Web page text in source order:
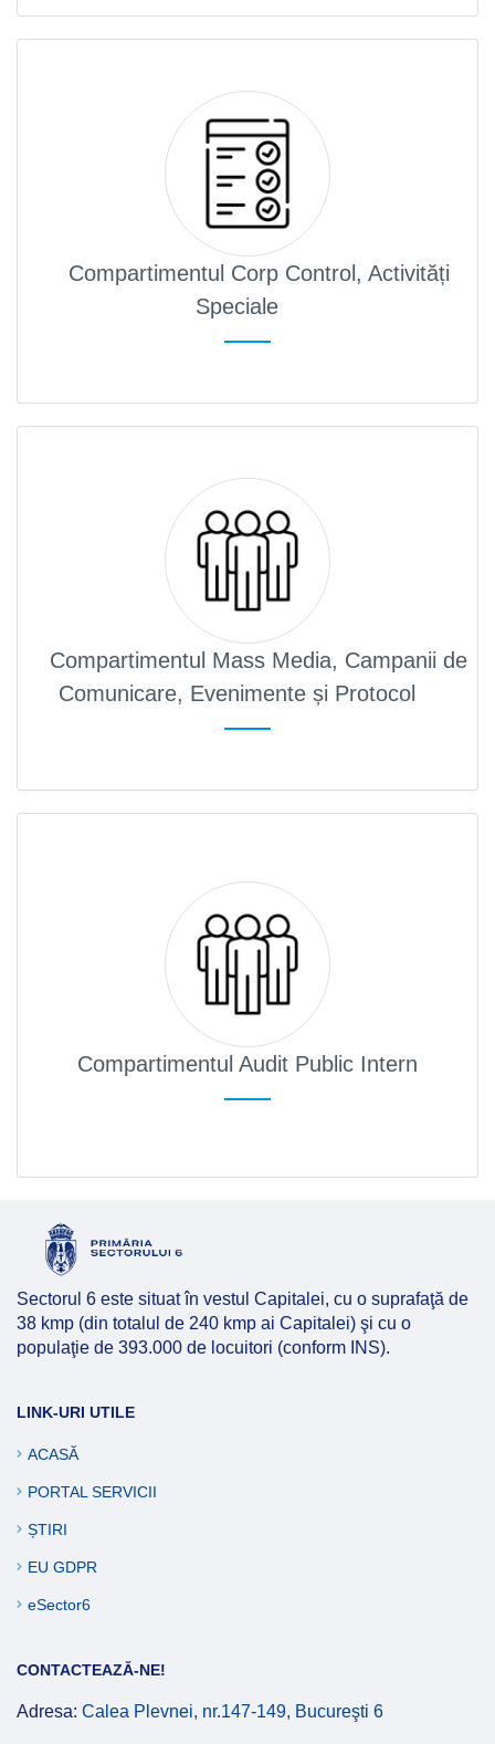
Compartimentul Corp Control, Activități
Speciale
Compartimentul Mass Media, Campanii de
Comunicare, Evenimente și Protocol
Compartimentul Audit Public Intern
Sectorul 6 este situat în vestul Capitalei, cu o suprafaţă de
38 kmp (din totalul de 240 kmp ai Capitalei) şi cu o
populaţie de 393.000 de locuitori (conform INS).
LINK-URI UTILE
ACASĂ
PORTAL SERVICII
ȘTIRI
EU GDPR
eSector6
CONTACTEAZĂ-NE!
Adresa: Calea Plevnei, nr.147-149, Bucureşti 6